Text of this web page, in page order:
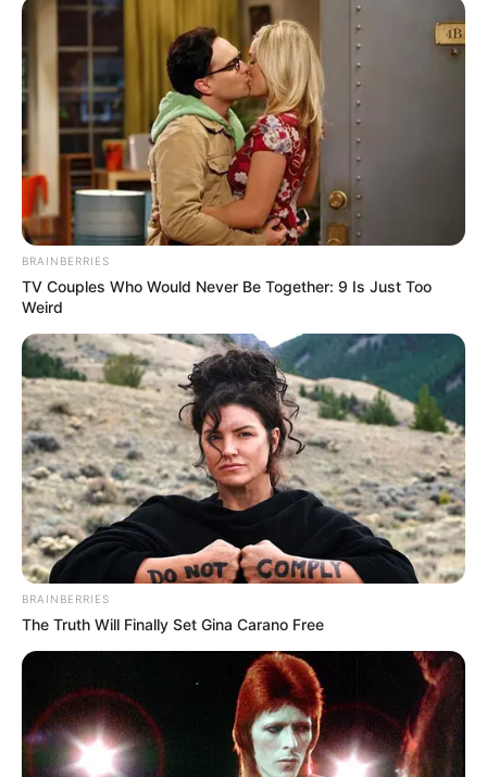
pagamento do novo piso foi regulamentado
pela
Emenda Constitucional 120,garantindo o
valor equivale a R$
2.424,00 para os agentes comunitários e de
endemias.
—Foto/Reprodução
novo piso agora é de valor equivale a R$ 2.424,00. Esse valor já
é lei, não precisa de nenhuma regulamentação, ele está garantido
Emenda Constitucional 120, como já publicamos em matéria
+Tribunal Superior do Trabalho: Agente de saúde tem direito a
adicional de insalubridade.
+Tribuna Livre: Dra. Elane Alves se consagra como liderança dos
ACS e ACE.
+Direção da CONACS fala sobre a situação atual da PEC 9. Saiba
os detalhes agora!
+ Senadores dão destaque à PEC 9/2022 e apresentam novidades
importantes.
BRAINBERRIES
TV Couples Who Would Never Be Together: 9 Is Just Too
Weird
BRAINBERRIES
The Truth Will Finally Set Gina Carano Free